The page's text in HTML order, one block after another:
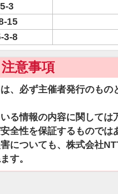
3
15
3-8
注意事項
、必ず主催者発行のもの
る情報の内容に関しては
全性を保証するものでは
についても、株式会社
す。